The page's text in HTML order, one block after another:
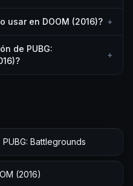
usar en DOOM (2016)? +
de PUBG:
+
Battlegrounds
(2016)